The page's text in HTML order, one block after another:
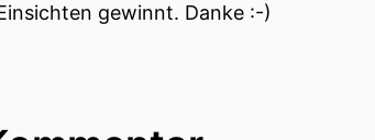
gewinnt. Danke :-)